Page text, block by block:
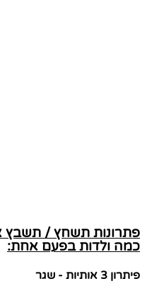
פתרונות תשחץ / תשבץ
כמה ולדות בפעם אחת:
פיתרון 3 אותיות - שגר